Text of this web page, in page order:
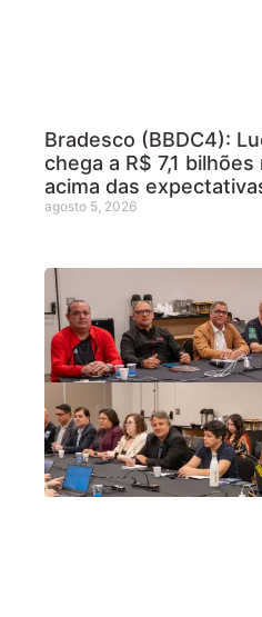
Bradesco (BBDC4):
chega a R$ 7,1
acima das
agosto 5, 2026